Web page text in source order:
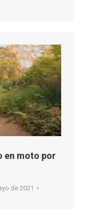
en moto por
de 2021